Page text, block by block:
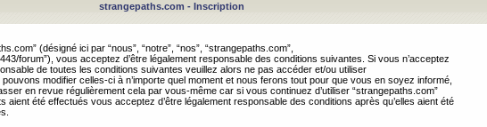
strangepaths.com - Inscription
(désigné ici par “nous”, “notre”, “nos”, “strangepaths.com”,
forum”), vous acceptez d’être légalement responsable des conditions suivantes. Si vous n’acceptez
de toutes les conditions suivantes veuillez alors ne pas accéder et/ou utiliser
modifier celles-ci à n’importe quel moment et nous ferons tout pour que vous en soyez informé,
en revue régulièrement cela par vous-même car si vous continuez d’utiliser “strangepaths.com”
aient été effectués vous acceptez d’être légalement responsable des conditions après qu’elles aient été